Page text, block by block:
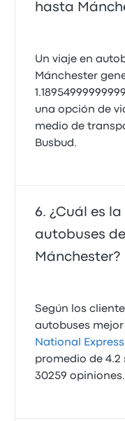
hasta
Un viaje en
Mánchester
una opción de
medio de
Busbud.
¿Cuál es
autobuses
Mánchester?
Según los
autobuses
National Express
promedio de 4.2
30259 opiniones.